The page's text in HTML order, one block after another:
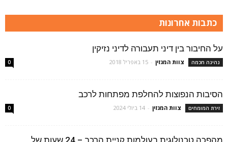
כתבות אחרונות
על החיבור בין דיני תעבורה לדיני נזיקין
נהיגה חכמה צוות המגזין - 15 באפריל 2018 0
הסיבות הנפוצות להחלפת מפתחות לרכב
זירת המומחים צוות המגזין - 14 ביולי 2024 0
מהפכה טכנולוגית בעולמות קניית הרכב – 24 שעות של